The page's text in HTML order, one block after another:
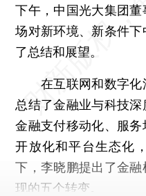
下午，中国光大集团
场对新环境、新条件
了总结和展望。
在互联网和数字化
总结了金融业与科技深
金融支付移动化、服
开放化和平台生态化
下，李晓鹏提出了金
现的五个转变。